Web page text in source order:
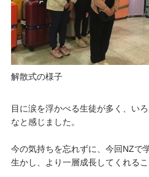
解散式の様子
目に涙を浮かべる生徒が多く、い
なと感じました。
今の気持ちを忘れずに、今回NZで
生かし、より一層成長してくれるこ